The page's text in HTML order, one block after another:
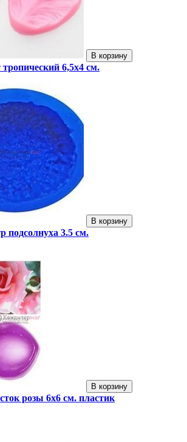
В корзину
6,5х4 см.
В корзину
подсолнуха 3.5 см.
В корзину
розы 6х6 см. пластик